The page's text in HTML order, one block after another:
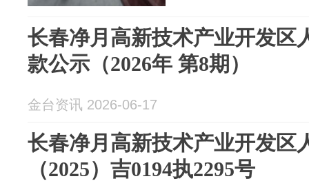
长春净月高新技术产业开发区
款公示（2026年 第8期）
金台资讯 2026-06-17
长春净月高新技术产业开发区
（2025）吉0194执2295号